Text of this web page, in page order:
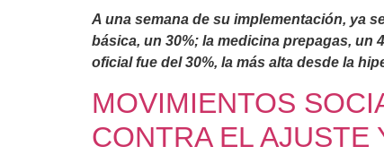
A una semana de su implementación, ya
básica, un 30%; la medicina prepagas, un
oficial fue del 30%, la más alta desde la
MOVIMIENTOS
CONTRA EL AJUSTE